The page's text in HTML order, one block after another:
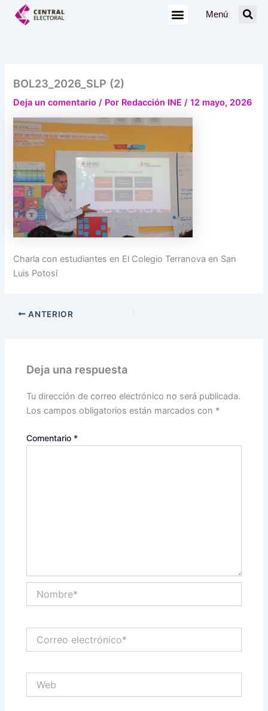
Menú
BOL23_2026_SLP (2)
Deja un comentario / Por Redacción INE/12 mayo, 2026
Charla con estudiantes en El Colegio Terranova en San
Luis Potosí
ANTERIOR
Deja una respuesta
Tu dirección de correo electrónico no será publicada.
Los campos obligatorios están marcados con *
Comentario *
electrónico*